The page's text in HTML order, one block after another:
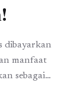
dibayarkan
manfaat
sebagai